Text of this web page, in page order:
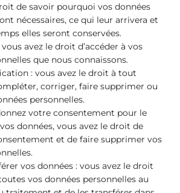
de savoir pourquoi vos données
nécessaires, ce qui leur arrivera et
elles seront conservées.
avez le droit d’accéder à vos
que nous connaissons.
: vous avez le droit à tout
corriger, faire supprimer ou
personnelles.
votre consentement pour le
données, vous avez le droit de
et de faire supprimer vos
vos données : vous avez le droit
vos données personnelles au